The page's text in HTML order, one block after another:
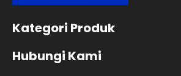
Kategori Produk
Hubungi Kami